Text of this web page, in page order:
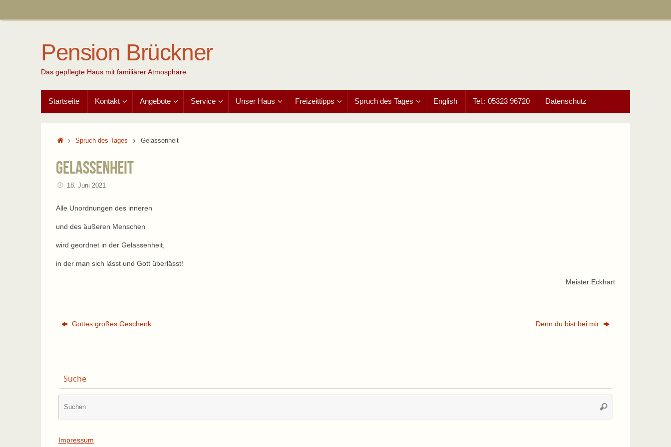
Pension Brückner
Das gepflegte Haus mit familiärer Atmosphäre
Inhalt
springen
Startseite Kontakt Angebote Service Unser Haus Freizeittipps Spruch des Tages English Tel.: 05323 96720 Datenschutz
StartSpruch des Tages Gelassenheit
Gelassenheit
18. Juni 2021
Alle Unordnungen des inneren
und des äußeren Menschen
wird geordnet in der Gelassenheit,
in der man sich lässt und Gott überlässt!
Meister Eckhart
Gottes großes Geschenk Denn du bist bei mir
Suche
Suchen
Impressum